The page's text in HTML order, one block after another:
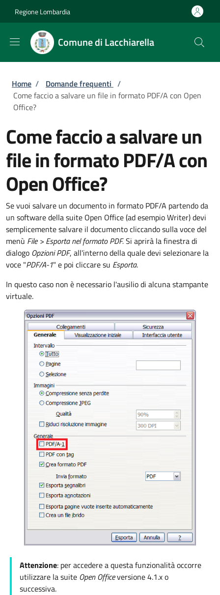
Regione Lombardia
Comune di Lacchiarella
Briciole di pane
Home / Domande frequenti /
Come faccio a salvare un file in formato PDF/A con Open
Office?
Come faccio a salvare un
file in formato PDF/A con
Open Office?
Se vuoi salvare un documento in formato PDF/A partendo da
un software della suite Open Office (ad esempio Writer) devi
semplicemente salvare il documento cliccando sulla voce del
menù File > Esporta nel formato PDF.Si aprirà la finestra di
dialogo Opzioni PDF, all'interno della quale devi selezionare la
voce "PDF/A-1" e poi cliccare su Esporta.
In questo caso non è necessario l'ausilio di alcuna stampante
virtuale.
Attenzione: per accedere a questa funzionalità occorre
utilizzare la suite Open Officeversione4.1.x o
successiva.